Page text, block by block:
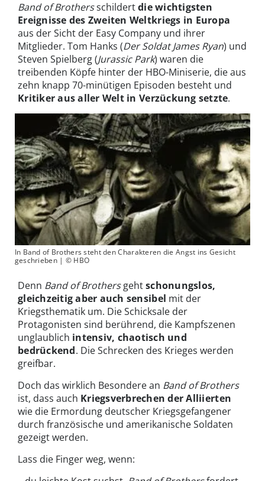
Band of Brothersschildertdie wichtigsten
Ereignisse des Zweiten Weltkriegs in Europa
aus der Sicht der Easy Company und ihrer
Mitglieder. Tom Hanks (Der Soldat James Ryan) und
Steven Spielberg (Jurassic Park) waren die
treibenden Köpfe hinter der HBO-Miniserie, die aus
zehn knapp 70-minütigen Episoden besteht und
Kritiker aus aller Welt in Verzückung setzte.
In Band of Brothers steht den Charakteren die Angst ins Gesicht
geschrieben | © HBO
Denn Band of Brothersgehtschonungslos,
gleichzeitig aber auch sensibel mit der
Kriegsthematik um. Die Schicksale der
Protagonisten sind berührend, die Kampfszenen
unglaublich intensiv, chaotisch und
bedrückend. Die Schrecken des Krieges werden
greifbar.
Doch das wirklich Besondere an Band of Brothers
ist, dass auch Kriegsverbrechen der Alliierten
wie die Ermordung deutscher Kriegsgefangener
durch französische und amerikanische Soldaten
gezeigt werden.
Lass die Finger weg, wenn: